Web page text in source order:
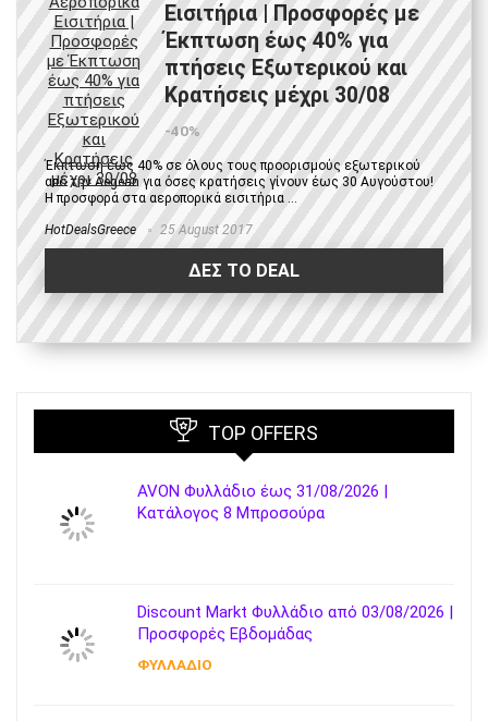
Εισιτήρια | Προσφορές με
Έκπτωση έως 40% για
πτήσεις Εξωτερικού και
Κρατήσεις μέχρι 30/08
-40%
Έκπτωση έως 40% σε όλους τους προορισμούς εξωτερικού
από την Aegean για όσες κρατήσεις γίνουν έως 30 Αυγούστου!
Η προσφορά στα αεροπορικά εισιτήρια ...
HotDealsGreece 25 August 2017
ΔΕΣ ΤΟ DEAL
TOP OFFERS
AVON Φυλλάδιο έως 31/08/2026 |
Κατάλογος 8 Μπροσούρα
Discount Markt Φυλλάδιο από 03/08/2026 |
Προσφορές Εβδομάδας
ΦΥΛΛΑΔΙΟ